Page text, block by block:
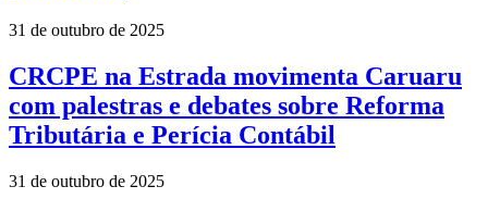
31 de outubro de 2025
CRCPE na Estrada movimenta Caruaru
com palestras e debates sobre Reforma
Tributária e Perícia Contábil
31 de outubro de 2025